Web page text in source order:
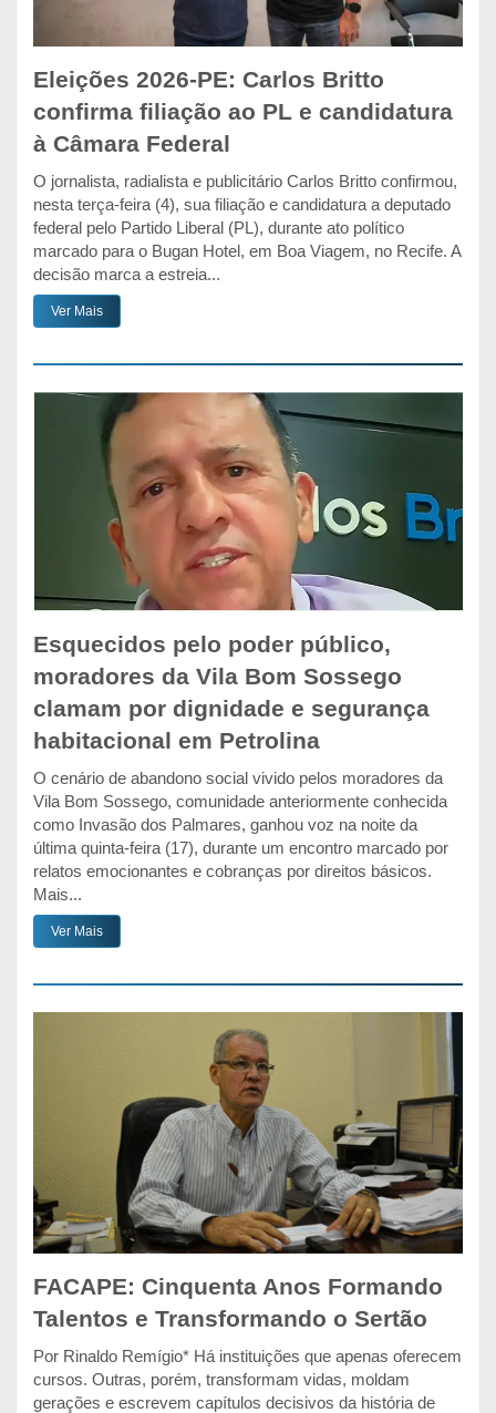
Eleições 2026-PE: Carlos Britto
confirma filiação ao PL e candidatura
à Câmara Federal
O jornalista, radialista e publicitário Carlos Britto confirmou,
nesta terça-feira (4), sua filiação e candidatura a deputado
federal pelo Partido Liberal (PL), durante ato político
marcado para o Bugan Hotel, em Boa Viagem, no Recife. A
decisão marca a estreia...
Ver Mais
Esquecidos pelo poder público,
moradores da Vila Bom Sossego
clamam por dignidade e segurança
habitacional em Petrolina
O cenário de abandono social vivido pelos moradores da
Vila Bom Sossego, comunidade anteriormente conhecida
como Invasão dos Palmares, ganhou voz na noite da
última quinta-feira (17), durante um encontro marcado por
relatos emocionantes e cobranças por direitos básicos.
Mais...
Ver Mais
FACAPE: Cinquenta Anos Formando
Talentos e Transformando o Sertão
Por Rinaldo Remígio* Há instituições que apenas oferecem
cursos. Outras, porém, transformam vidas, moldam
gerações e escrevem capítulos decisivos da história de